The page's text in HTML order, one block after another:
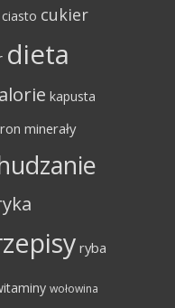
ciasto cukier
dieta
kapusta
minerały
ryba
wołowina